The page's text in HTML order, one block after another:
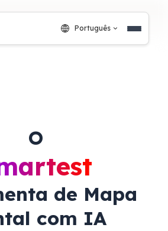
Português
O
de Mapa
com IA